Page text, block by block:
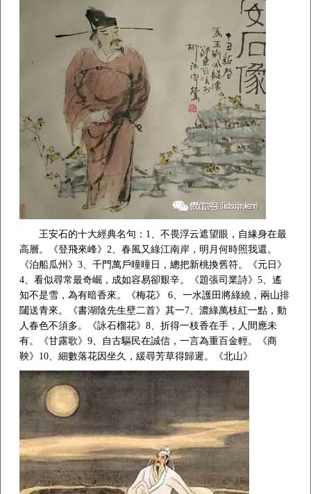
王安石的十大經典名句：1、不畏浮云遮望眼，自緣身在最
高層。《登飛來峰》2、春風又綠江南岸，明月何時照我還。
《泊船瓜州》3、千門萬戶曈曈日，總把新桃換舊符。《元日》
4、看似尋常最奇崛，成如容易卻艱辛。《題張司業詩》5、遙
知不是雪，為有暗香來。《梅花》 6、一水護田將綠繞，兩山排
闥送青來。《書湖陰先生壁二首》其一7、濃綠萬枝紅一點，動
人春色不須多。《詠石榴花》8、折得一枝香在手，人間應未
有。《甘露歌》9、自古驅民在誠信，一言為重百金輕。《商
鞅》10、細數落花因坐久，緩尋芳草得歸遲。《北山》